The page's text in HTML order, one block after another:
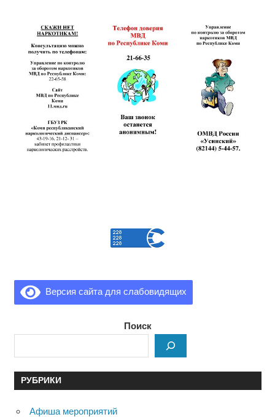
Версия сайта для слабовидящих
Поиск
РУБРИКИ
Афиша мероприятий